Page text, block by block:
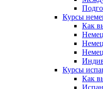
Курсы
Как
Курсы
Как